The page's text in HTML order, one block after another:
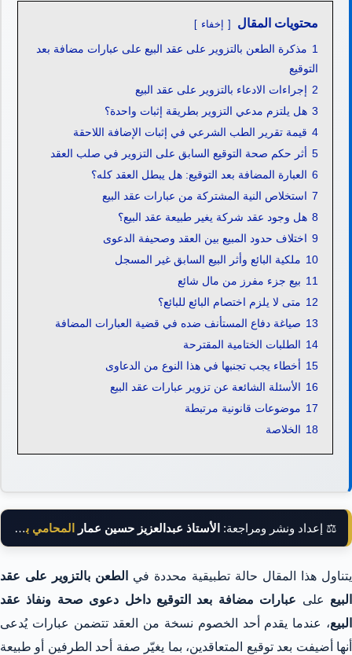
محتويات المقال إخفاء
1 مذكرة الطعن بالتزوير على عقد البيع على عبارات مضافة بعد
التوقيع
2 إجراءات الادعاء بالتزوير على عقد البيع
3 هل يلتزم مدعي التزوير بطريقة إثبات واحدة؟
4 قيمة تقرير الطب الشرعي في إثبات الإضافة اللاحقة
5 أثر حكم صحة التوقيع السابق على التزوير في صلب العقد
6 العبارة المضافة بعد التوقيع: هل يبطل العقد كله؟
7 استخلاص النية المشتركة من عبارات عقد البيع
8 هل وجود عقد شركة يغير طبيعة عقد البيع؟
9 اختلاف حدود المبيع بين العقد وصحيفة الدعوى
10 ملكية البائع وأثر البيع السابق غير المسجل
11 بيع جزء مفرز من مال شائع
12 متى لا يلزم اختصام البائع للبائع؟
13 صياغة دفاع المستأنف ضده في قضية العبارات المضافة
14 الطلبات الختامية المقترحة
15 أخطاء يجب تجنبها في هذا النوع من الدعاوى
16 الأسئلة الشائعة عن تزوير عبارات عقد البيع
17 موضوعات قانونية مرتبطة
18 الخلاصة
⚖️ إعداد ونشر ومراجعة: الأستاذ عبدالعزيز حسين عمار المحامي بالنقض
يتناول هذا المقال حالة تطبيقية محددة في
الطعن بالتزوير على عقد
البيع على عبارات مضافة بعد التوقيع داخل دعوى صحة ونفاذ عقد
البيع، عندما يقدم أحد الخصوم نسخة من العقد تتضمن عبارات يُدعى
أنها أضيفت بعد توقيع المتعاقدين، بما يغيّر صفة أحد الطرفين أو طبيعة